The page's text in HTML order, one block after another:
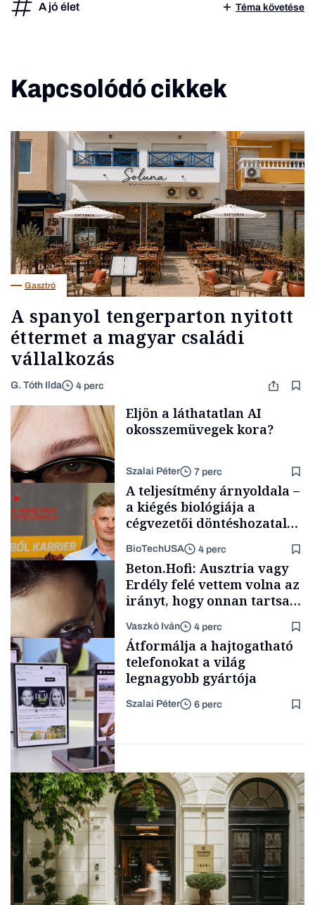
A jó élet Téma követése
Kapcsolódó cikkek
Gasztró
A spanyol tengerparton nyitott
éttermet a magyar családi
vállalkozás
G. Tóth Ilda 4 perc
AI
Eljön a láthatatlan AI
okosszemüvegek kora?
Szalai Péter 7 perc
Content Lab HUB
A teljesítmény árnyoldala –
a kiégés biológiája a
cégvezetői döntéshozatal
BioTechUSA 4 perc
Forbes-sztori
Beton.Hofi: Ausztria vagy
Erdély felé vettem volna az
irányt, hogy onnan tartsam
lélegeztetőgépen a magyar
zenét
Vaszkó Iván 4 perc
Big tech
Átformálja a hajtogatható
telefonokat a világ
legnagyobb gyártója
Szalai Péter 6 perc